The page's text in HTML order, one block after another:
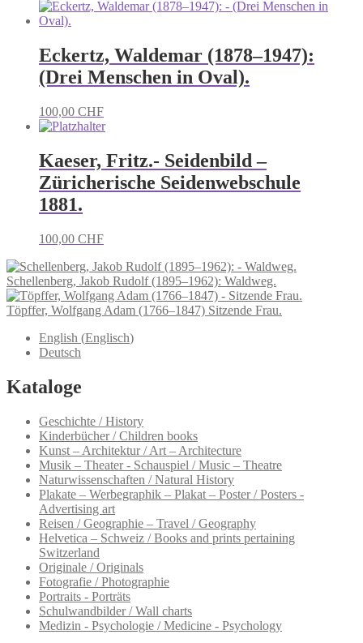
Eckertz, Waldemar (1878–1947):
(Drei Menschen in Oval).
100,00 CHF
Kaeser, Fritz.- Seidenbild –
Züricherische Seidenwebschule
1881.
100,00 CHF
Schellenberg, Jakob Rudolf (1895–1962): Waldweg.
Töpffer, Wolfgang Adam (1766–1847) Sitzende Frau.
English (Englisch)
Deutsch
Kataloge
Geschichte / History
Kinderbücher / Children books
Kunst – Architektur / Art – Architecture
Musik – Theater - Schauspiel / Music – Theatre
Naturwissenschaften / Natural History
Plakate – Werbegraphik – Plakat – Poster / Posters -
Advertising art
Reisen / Geographie – Travel / Geography
Helvetica – Schweiz / Books and prints pertaining
Switzerland
Originale / Originals
Fotografie / Photographie
Portraits - Porträts
Schulwandbilder / Wall charts
Medizin - Psychologie / Medicine - Psychology